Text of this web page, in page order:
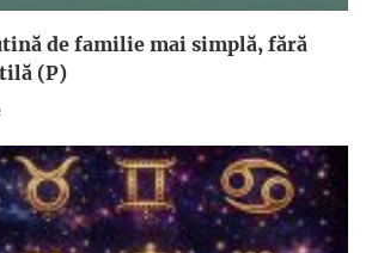
de familie mai simplă, fără
(P)